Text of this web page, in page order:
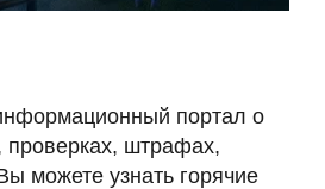
портал о
проверках, штрафах,
можете узнать горячие